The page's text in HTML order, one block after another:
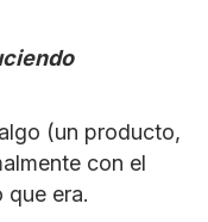
(un producto,
con el
que era.